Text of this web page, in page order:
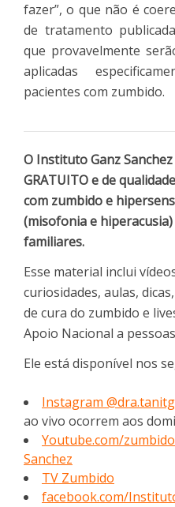
fazer”, o que não é
de tratamento
que provavelmente
aplicadas
pacientes com zumbido.
O Instituto Ganz
GRATUITO e de
com zumbido e
(misofonia e
familiares.
Esse material inclui
curiosidades, aulas,
de cura do zumbido e
Apoio Nacional a
Ele está disponível nos
Instagram
ao vivo ocorrem aos
Youtube.com/
Sanchez
TV Zumbido
facebook.com/